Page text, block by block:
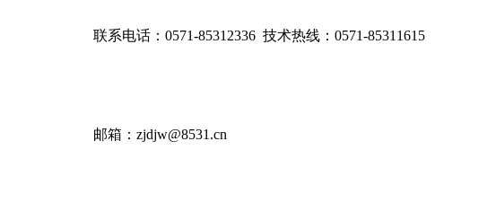
联系电话：0571-85312336 技术热线：0571-85311615
邮箱：zjdjw@8531.cn